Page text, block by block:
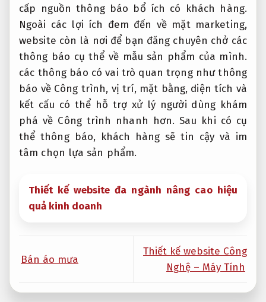
cấp nguồn thông báo bổ ích có khách hàng.
Ngoài các lợi ích đem đến về mặt marketing,
website còn là nơi để bạn đăng chuyên chở các
thông báo cụ thể về mẫu sản phẩm của mình.
các thông báo có vai trò quan trọng như thông
báo về Công trình, vị trí, mặt bằng, diện tích và
kết cấu có thể hỗ trợ xử lý người dùng khám
phá về Công trình nhanh hơn. Sau khi có cụ
thể thông báo, khách hàng sẽ tin cậy và im
tâm chọn lựa sản phẩm.
Thiết kế website đa ngành nâng cao hiệu
quả kinh doanh
Bán áo mưa
Thiết kế website Công
Nghệ – Máy Tính